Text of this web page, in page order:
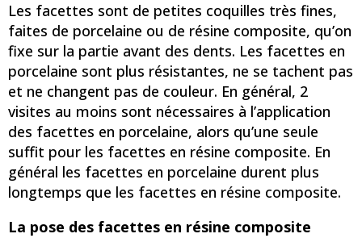
Les facettes sont de petites coquilles très fines,
faites de porcelaine ou de résine composite, qu’on
fixe sur la partie avant des dents. Les facettes en
porcelaine sont plus résistantes, ne se tachent pas
et ne changent pas de couleur. En général, 2
visites au moins sont nécessaires à l’application
des facettes en porcelaine, alors qu’une seule
suffit pour les facettes en résine composite. En
général les facettes en porcelaine durent plus
longtemps que les facettes en résine composite.
La pose des facettes en résine composite